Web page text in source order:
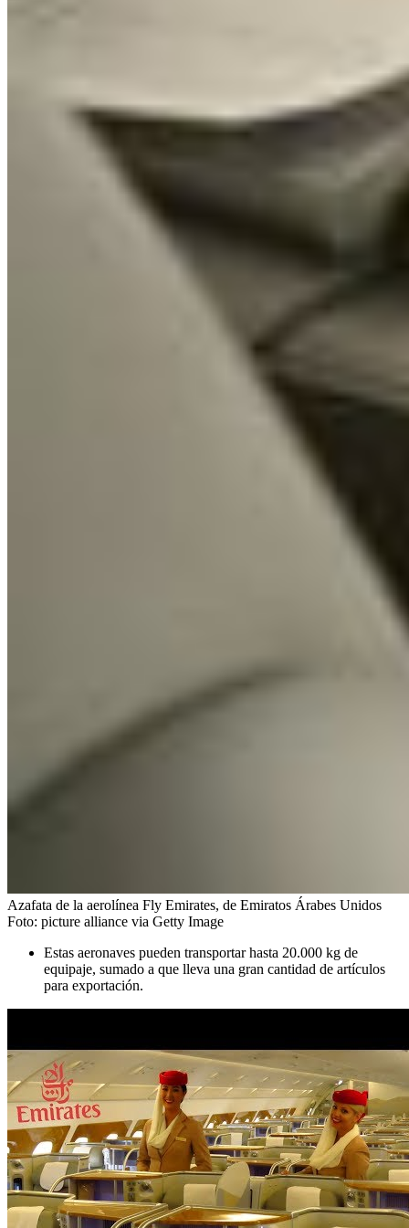
Azafata de la aerolínea Fly Emirates, de Emiratos Árabes Unidos
Foto: picture alliance via Getty Image
Estas aeronaves pueden transportar hasta 20.000 kg de
equipaje, sumado a que lleva una gran cantidad de artículos
para exportación.